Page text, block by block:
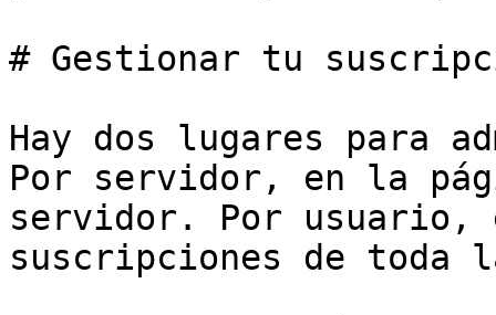
# Gestionar tu
Hay dos lugares para
Por servidor, en la
servidor. Por
suscripciones de toda